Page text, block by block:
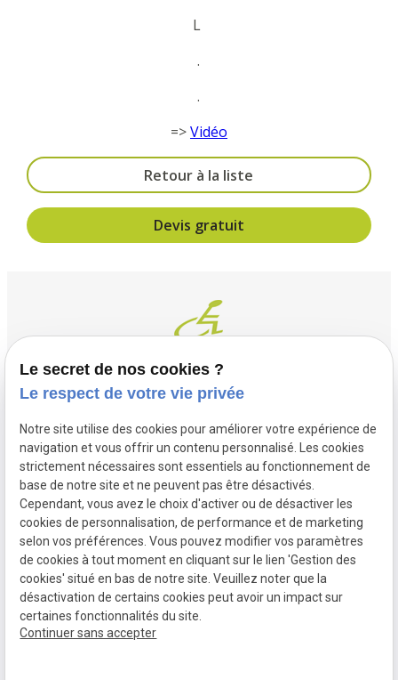
L
.
.
=>Vidéo
Retour à la liste
Devis gratuit
Contact
03 20 32 97 37
flandremedical@gmail.com
1 Place Saint Piat
59113 SECLIN
Horaires
Lundi - Vendredi
09:00 - 12:00 et 14:00 - 18:30
Mentions
Politique de
Le secret de nos cookies ?
Le respect de votre vie privée
Notre site utilise des cookies pour améliorer votre expérience de
navigation et vous offrir un contenu personnalisé. Les cookies
strictement nécessaires sont essentiels au fonctionnement de
base de notre site et ne peuvent pas être désactivés.
Cependant, vous avez le choix d'activer ou de désactiver les
cookies de personnalisation, de performance et de marketing
selon vos préférences. Vous pouvez modifier vos paramètres
de cookies à tout moment en cliquant sur le lien 'Gestion des
cookies' situé en bas de notre site. Veuillez noter que la
désactivation de certains cookies peut avoir un impact sur
certaines fonctionnalités du site.
Continuer sans accepter